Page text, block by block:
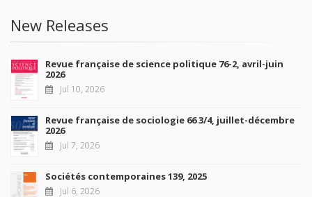
New Releases
Revue française de science politique 76-2, avril-juin
2026
Jul 10, 2026
Revue française de sociologie 66 3/4, juillet-décembre
2026
Jul 7, 2026
Sociétés contemporaines 139, 2025
Jul 6, 2026